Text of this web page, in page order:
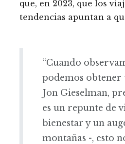
que, en 2023, que los
tendencias apuntan a
“Cuando
podemos obtener
Jon Gieselman,
es un repunte de
bienestar y un
montañas -, esto